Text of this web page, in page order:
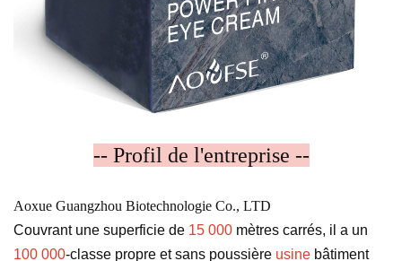
-- Profil de l'entreprise --
Aoxue Guangzhou Biotechnologie Co., LTD
Couvrant une superficie de 15 000 mètres carrés, il a un
100 000-classe propre et sans poussière usine bâtiment